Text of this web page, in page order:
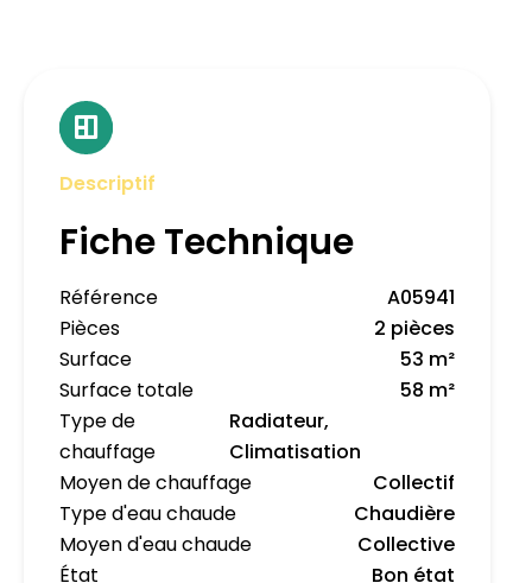
Descriptif
Fiche Technique
Référence
A05941
Pièces
2 pièces
Surface
53 m²
Surface totale
58 m²
Type de
chauffage
Radiateur,
Climatisation
Moyen de chauffage
Collectif
Type d'eau chaude
Chaudière
Moyen d'eau chaude
Collective
État
Bon état